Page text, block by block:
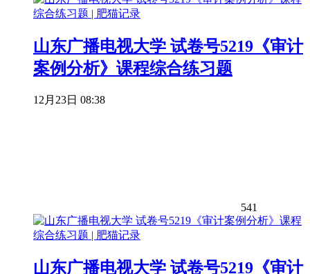
山东广播电视大学 试卷号5219《审计
案例分析》课程综合练习题
12月23日 08:38
541
山东广播电视大学 试卷号5219《审计